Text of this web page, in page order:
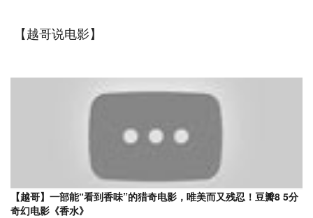
【越哥说电影】
【越哥】一部能“看到香味”的猎奇电影，唯美而又残忍！豆瓣8 5分
奇幻电影《香水》